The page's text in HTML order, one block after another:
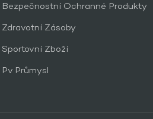
Bezpečnostní Ochranné Produkty
Zdravotní Zásoby
Sportovní Zboží
Pv Průmysl